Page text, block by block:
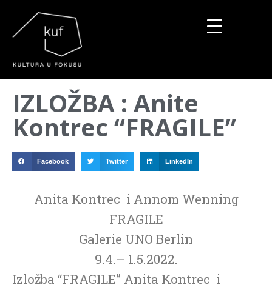
IZLOŽBA : Anite
Kontrec “FRAGILE”
Facebook Twitter LinkedIn
Anita Kontrec i Annom Wenning
FRAGILE
Galerie UNO Berlin
9.4.– 1.5.2022.
Izložba “FRAGILE” Anita Kontrec i
▼
▼